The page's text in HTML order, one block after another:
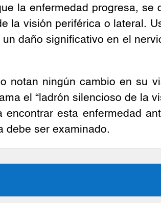
la enfermedad progresa, se
la visión periférica o lateral.
daño significativo en el
notan ningún cambio en su
el “ladrón silencioso de la
esta enfermedad
debe ser examinado.